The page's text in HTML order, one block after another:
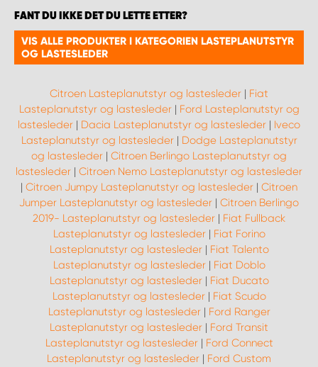
FANT DU IKKE DET DU LETTE ETTER?
VIS ALLE PRODUKTER I KATEGORIEN LASTEPLANUTSTYR
OG LASTESLEDER
Citroen Lasteplanutstyr og lastesleder | Fiat
Lasteplanutstyr og lastesleder| Ford Lasteplanutstyr og
lastesleder | Dacia Lasteplanutstyr og lastesleder | Iveco
Lasteplanutstyr og lastesleder| Dodge Lasteplanutstyr
og lastesleder | Citroen Berlingo Lasteplanutstyr og
lastesleder | Citroen Nemo Lasteplanutstyr og lastesleder
| Citroen Jumpy Lasteplanutstyr og lastesleder | Citroen
Jumper Lasteplanutstyr og lastesleder | Citroen Berlingo
2019- Lasteplanutstyr og lastesleder | Fiat Fullback
Lasteplanutstyr og lastesleder| Fiat Forino
Lasteplanutstyr og lastesleder| Fiat Talento
Lasteplanutstyr og lastesleder| Fiat Doblo
Lasteplanutstyr og lastesleder| Fiat Ducato
Lasteplanutstyr og lastesleder| Fiat Scudo
Lasteplanutstyr og lastesleder| Ford Ranger
Lasteplanutstyr og lastesleder | Ford Transit
Lasteplanutstyr og lastesleder| Ford Connect
Lasteplanutstyr og lastesleder | Ford Custom